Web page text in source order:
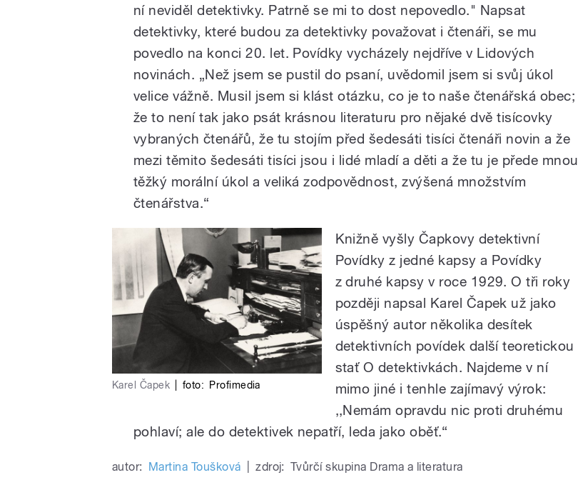
ní neviděl detektivky. Patrně se mi to dost nepovedlo." Napsat
detektivky, které budou za detektivky považovat i čtenáři, se mu
povedlo na konci 20. let. Povídky vycházely nejdříve v Lidových
novinách. „Než jsem se pustil do psaní, uvědomil jsem si svůj úkol
velice vážně. Musil jsem si klást otázku, co je to naše čtenářská obec;
že to není tak jako psát krásnou literaturu pro nějaké dvě tisícovky
vybraných čtenářů, že tu stojím před šedesáti tisíci čtenáři novin a že
mezi těmito šedesáti tisíci jsou i lidé mladí a děti a že tu je přede mnou
těžký morální úkol a veliká zodpovědnost, zvýšená množstvím
čtenářstva.“
Karel Čapek foto: Profimedia
Knižně vyšly Čapkovy detektivní
Povídky z jedné kapsy a Povídky
z druhé kapsy v roce 1929. O tři roky
později napsal Karel Čapek už jako
úspěšný autor několika desítek
detektivních povídek další teoretickou
stať O detektivkách. Najdeme v ní
mimo jiné i tenhle zajímavý výrok:
,,Nemám opravdu nic proti druhému
pohlaví; ale do detektivek nepatří, leda jako oběť.“
autor: Martina Toušková zdroj: Tvůrčí skupina Drama a literatura